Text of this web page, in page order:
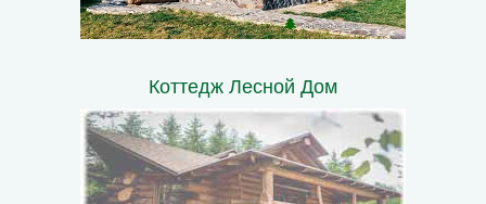
Коттедж Лесной Дом